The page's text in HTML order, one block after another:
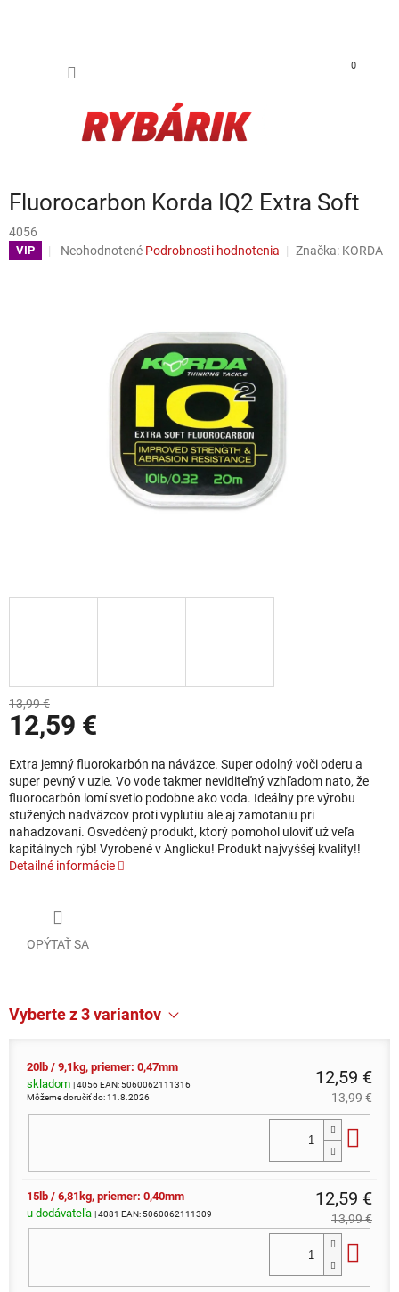
0
Fluorocarbon Korda IQ2 Extra Soft
4056
VIP Priemerné hodnotenie produktu je 0,0 z 5 hviezdičiek.
Neohodnotené Podrobnosti hodnotenia Značka: KORDA
13,99 €
12,59 €
Jednotková cena:
Extra jemný fluorokarbón na náväzce. Super odolný voči oderu a
super pevný v uzle. Vo vode takmer neviditeľný vzhľadom nato, že
fluorocarbón lomí svetlo podobne ako voda. Ideálny pre výrobu
stužených nadväzcov proti vyplutiu ale aj zamotaniu pri
nahadzovaní. Osvedčený produkt, ktorý pomohol uloviť už veľa
kapitálnych rýb! Vyrobené v Anglicku! Produkt najvyššej kvality!!
Detailné informácie
OPÝTAŤ SA
Vyberte z 3 variantov
20lb / 9,1kg, priemer: 0,47mm
skladom | 4056 EAN:5060062111316
Môžeme doručiť do:11.8.2026
12,59 €
13,99 €
15lb / 6,81kg, priemer: 0,40mm
u dodávateľa | 4081 EAN:5060062111309
12,59 €
13,99 €